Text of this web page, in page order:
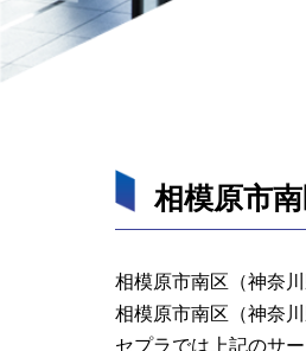
相模原市
相模原市南区（神奈
相模原市南区（神奈
セプラでは上記のサ